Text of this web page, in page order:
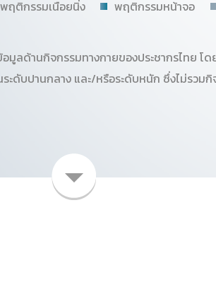
พฤติกรรมเนือยนิ่ง พฤติกรรมหน้าจอ
มูลด้านกิจกรรมทางกายของประชากรไทย โ
ะดับปานกลาง และ/หรือระดับหนัก ซึ่งไม่รวมกิ